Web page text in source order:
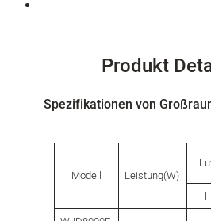
Produkt
Spezifikationen von
Modell Leistung(W)
H